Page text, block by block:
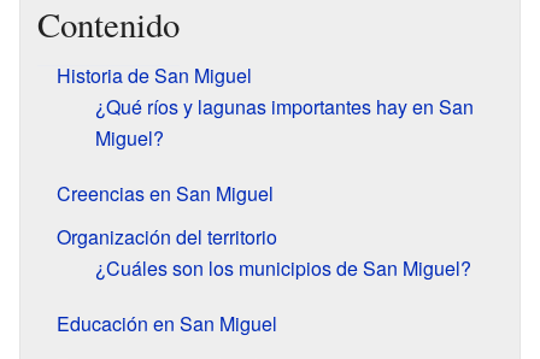
Contenido
Historia de San Miguel
¿Qué ríos y lagunas importantes hay en San
Miguel?
Creencias en San Miguel
Organización del territorio
¿Cuáles son los municipios de San Miguel?
Educación en San Miguel